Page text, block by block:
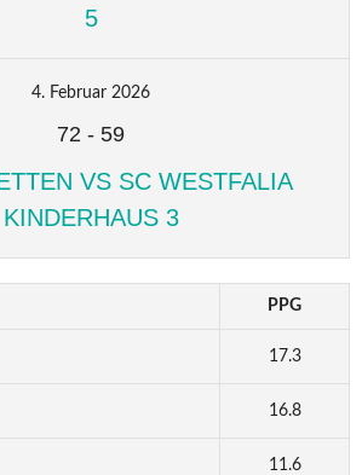
5
4. Februar 2026
72 - 59
VS SC WESTFALIA
KINDERHAUS 3
PPG
17.3
16.8
11.6